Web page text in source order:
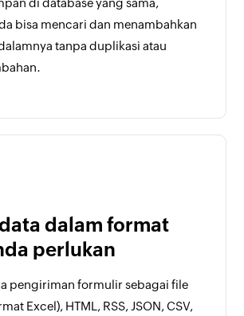
bisa mencari dan menambahkan
tanpa duplikasi atau
dalam format
perlukan
pengiriman formulir sebagai file
Excel), HTML, RSS, JSON, CSV,